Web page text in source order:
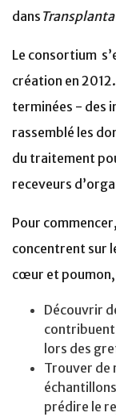
dans
Le consortium
création en
terminées - des
rassemblé les
du traitement
receveurs
Pour
concentrent sur
cœur et
Découvrir
contribuent
lors des
Trouver de
prédire le